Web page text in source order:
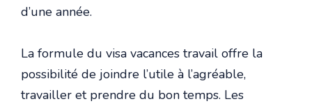
d’une année.
La formule du visa vacances travail offre la
possibilité de joindre l’utile à l’agréable,
travailler et prendre du bon temps. Les